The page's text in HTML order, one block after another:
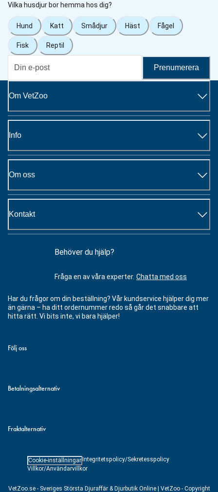
Vilka husdjur bor hemma hos dig?
Hund Katt Smådjur Häst Fågel
Fisk Reptil
Prenumerera
Om VetZoo
Info
Om oss
Kontakt
Behöver du hjälp?
Fråga en av våra experter. Chatta med oss
Har du frågor om din beställning? Vår kundservice hjälper dig mer
än gärna – ha ditt ordernummer redo så går det snabbare att
hitta rätt. Vi bits inte, vi bara hjälper!
Följ oss
Betalningsalternativ
Fraktalternativ
VetZoo.se - Sveriges Största Djuraffär & Djurbutik Online | VetZoo - Copyright
Cookie-inställningar Integritetspolicy/Sekretesspolicy
Villkor/Användarvillkor